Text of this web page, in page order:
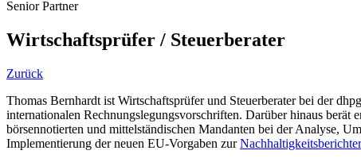
Senior Partner
Wirtschaftsprüfer / Steuerberater
Zurück
Thomas Bernhardt ist Wirtschaftsprüfer und Steuerberater bei der
internationalen Rechnungslegungsvorschriften. Darüber hinaus
börsennotierten und mittelständischen Mandanten bei der Analyse,
Implementierung der neuen EU-Vorgaben zur